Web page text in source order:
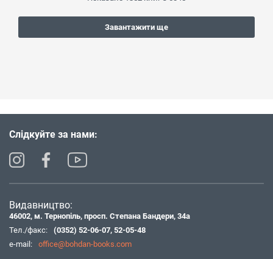
Завантажити ще
Слідкуйте за нами:
Видавництво:
46002, м. Тернопіль, просп. Степана Бандери, 34а
Тел./факс:
(0352) 52-06-07, 52-05-48
e-mail:
office@bohdan-books.com